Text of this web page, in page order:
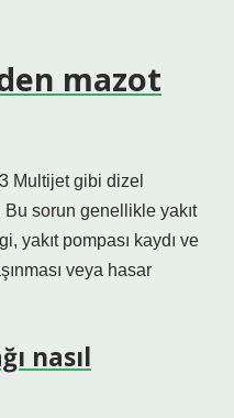
mazot
Multijet gibi dizel
Bu sorun genellikle yakıt
yakıt pompası kaydı ve
veya hasar
nasıl